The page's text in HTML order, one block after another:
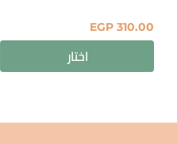
EGP 310.00
اختار